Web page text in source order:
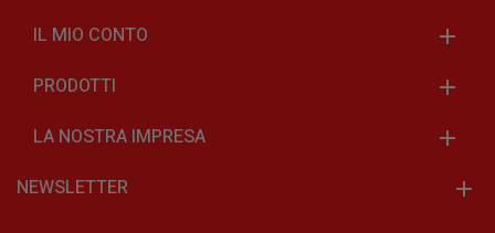
IL MIO CONTO
PRODOTTI
LA NOSTRA IMPRESA
NEWSLETTER